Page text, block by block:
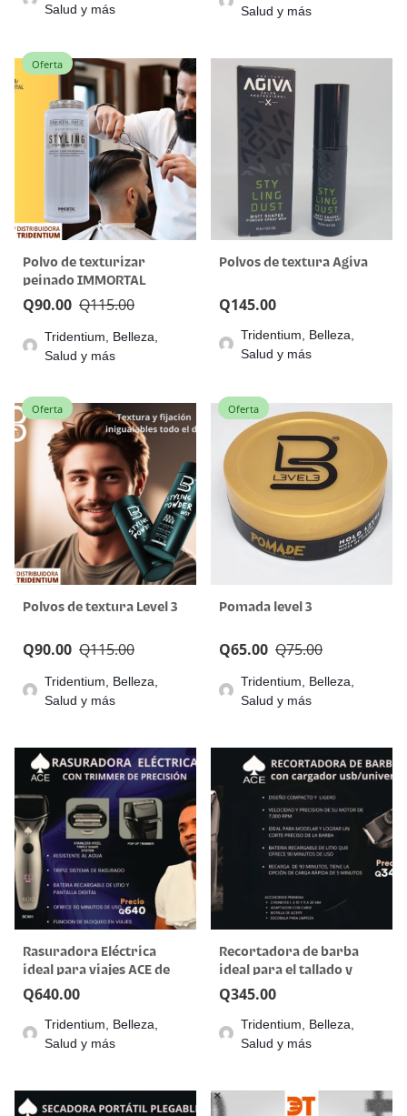
Salud y más
Salud y más
Oferta
Polvo de texturizar
peinado IMMORTAL
Q115.00
Q90.00
Tridentium, Belleza,
Salud y más
Polvos de textura Agiva
Q145.00
Tridentium, Belleza,
Salud y más
Oferta
Polvos de textura Level 3
Q115.00
Q90.00
Tridentium, Belleza,
Salud y más
Oferta
Pomada level 3
Q75.00
Q65.00
Tridentium, Belleza,
Salud y más
Rasuradora Eléctrica
ideal para viajes ACE de
Stylecraft
Q640.00
Tridentium, Belleza,
Salud y más
Recortadora de barba
ideal para el tallado y
corte preciso ACE de
Stylecraft
Q345.00
Tridentium, Belleza,
Salud y más